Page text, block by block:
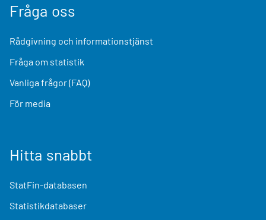
Fråga oss
Rådgivning och informationstjänst
Fråga om statistik
Vanliga frågor (FAQ)
För media
Hitta snabbt
StatFin-databasen
Statistikdatabaser